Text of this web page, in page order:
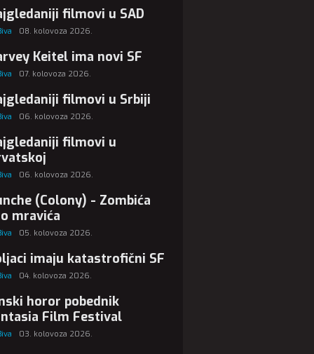
filmovi u SAD
08. kolovoza 2026.
Keitel ima novi SF
07. kolovoza 2026.
filmovi u Srbiji
06. kolovoza 2026.
filmovi u
06. kolovoza 2026.
(Colony) - Zombića
mravića
05. kolovoza 2026.
imaju katastrofični SF
04. kolovoza 2026.
horor pobednik
Film Festival
03. kolovoza 2026.